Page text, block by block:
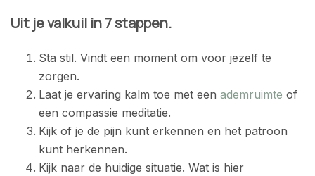
Uit je valkuil in 7 stappen.
Sta stil. Vindt een moment om voor jezelf te
zorgen.
Laat je ervaring kalm toe met een ademruimte of
een compassie meditatie.
Kijk of je de pijn kunt erkennen en het patroon
kunt herkennen.
Kijk naar de huidige situatie. Wat is hier